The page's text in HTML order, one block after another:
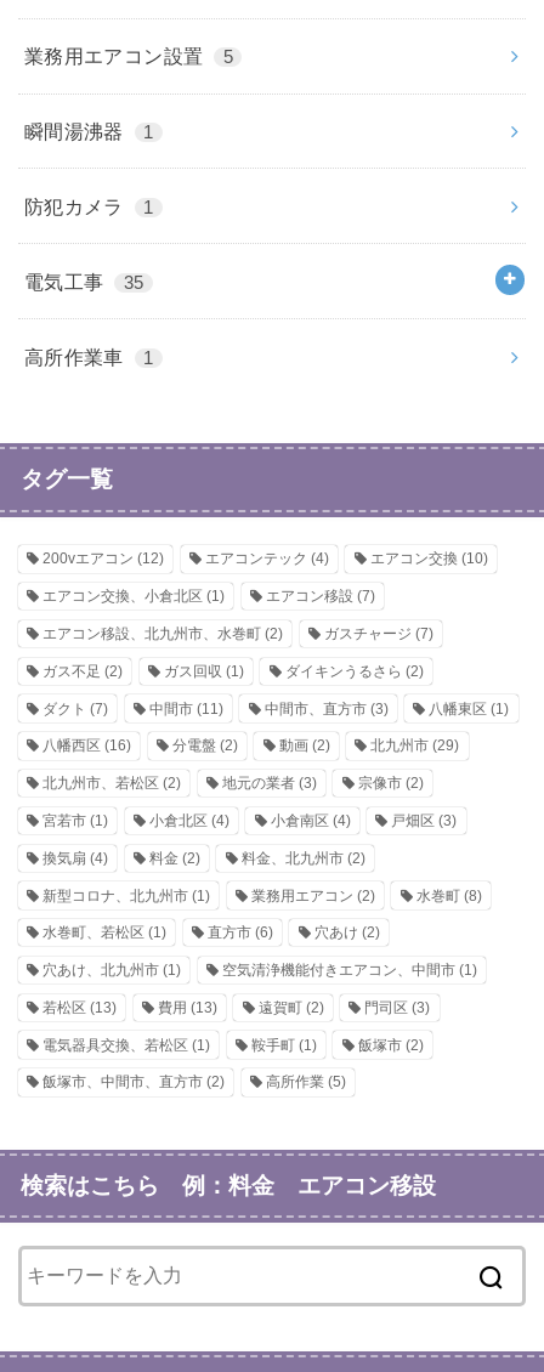
業務用エアコン設置 5
瞬間湯沸器 1
防犯カメラ 1
電気工事 35
高所作業車 1
タグ一覧
200vエアコン (12) エアコンテック (4) エアコン交換 (10)
エアコン交換、小倉北区 (1) エアコン移設 (7)
エアコン移設、北九州市、水巻町 (2) ガスチャージ (7)
ガス不足 (2) ガス回収 (1) ダイキンうるさら (2)
ダクト (7) 中間市(11) 中間市、直方市(3) 八幡東区 (1)
八幡西区 (16) 分電盤 (2) 動画(2) 北九州市 (29)
北九州市、若松区 (2) 地元の業者(3) 宗像市(2)
宮若市 (1) 小倉北区 (4) 小倉南区 (4) 戸畑区 (3)
換気扇 (4) 料金 (2) 料金、北九州市(2)
新型コロナ、北九州市 (1) 業務用エアコン (2) 水巻町(8)
水巻町、若松区 (1) 直方市(6) 穴あけ (2)
穴あけ、北九州市 (1) 空気清浄機能付きエアコン、中間市(1)
若松区 (13) 費用 (13) 遠賀町(2) 門司区 (3)
電気器具交換、若松区 (1) 鞍手町(1) 飯塚市(2)
飯塚市、中間市、直方市 (2) 高所作業(5)
検索はこちら 例：料金 エアコン移設